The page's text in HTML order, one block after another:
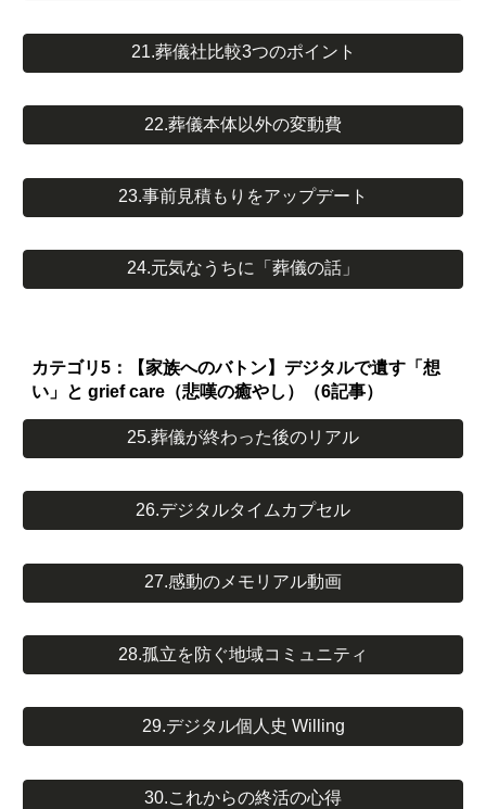
21.葬儀社比較3つのポイント
22.葬儀本体以外の変動費
23.事前見積もりをアップデート
24.元気なうちに「葬儀の話」
カテゴリ5：【家族へのバトン】デジタルで遺す「想
い」と grief care（悲嘆の癒やし）（6記事）
25.葬儀が終わった後のリアル
26.デジタルタイムカプセル
27.感動のメモリアル動画
28.孤立を防ぐ地域コミュニティ
29.デジタル個人史 Willing
30.これからの終活の心得